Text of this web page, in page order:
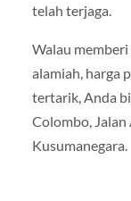
telah terjaga.
Walau
alamiah, harga
tertarik, Anda
Colombo, Jalan
Kusumanegara.